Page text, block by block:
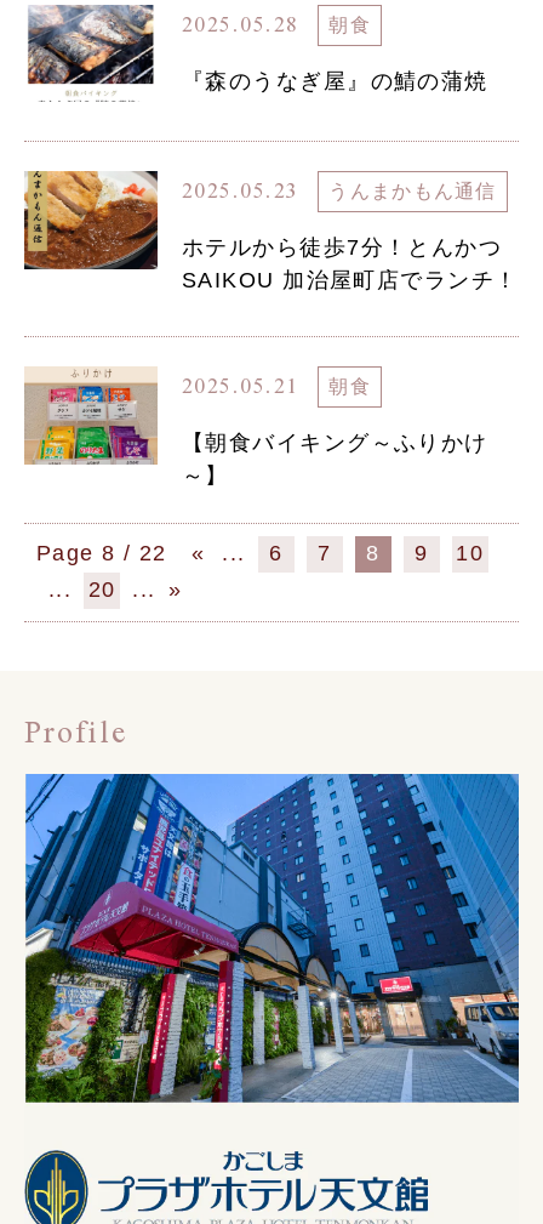
2025.05.28 朝食
『森のうなぎ屋』の鯖の蒲焼
2025.05.23 うんまかもん通信
ホテルから徒歩7分！とんかつ
SAIKOU 加治屋町店でランチ！
2025.05.21 朝食
【朝食バイキング～ふりかけ
～】
8 / 22 « ... 6 7 8 9
10
...
20 ... »
Profile